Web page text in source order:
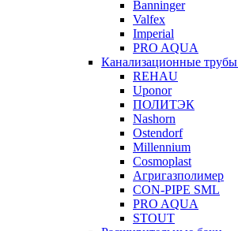
Banninger
Valfex
Imperial
PRO AQUA
Канализационные трубы
REHAU
Uponor
ПОЛИТЭК
Nashorn
Ostendorf
Millennium
Cosmoplast
Агригазполимер
CON-PIPE SML
PRO AQUA
STOUT